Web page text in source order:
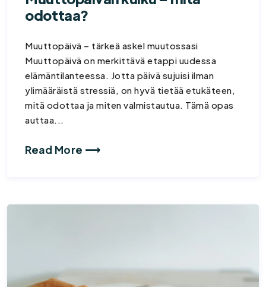
odottaa?
Muuttopäivä – tärkeä askel muutossasi
Muuttopäivä on merkittävä etappi uudessa
elämäntilanteessa. Jotta päivä sujuisi ilman
ylimääräistä stressiä, on hyvä tietää etukäteen,
mitä odottaa ja miten valmistautua. Tämä opas
auttaa...
Read More ⟶